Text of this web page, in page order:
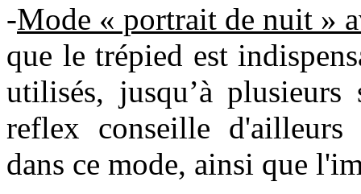
-Mode « portrait de nuit »
que le trépied est
utilisés, jusqu’à
reflex conseille
dans ce mode, ainsi que